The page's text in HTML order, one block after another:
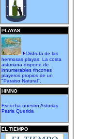
PLAYAS
Disfruta de las
hermosas playas. La costa
asturiana dispone de
innumerables rincones
playeros propios de un
"Paraiso Natural".
HIMNO
Escucha nuestro Asturias
Patria Querida
EL TIEMPO